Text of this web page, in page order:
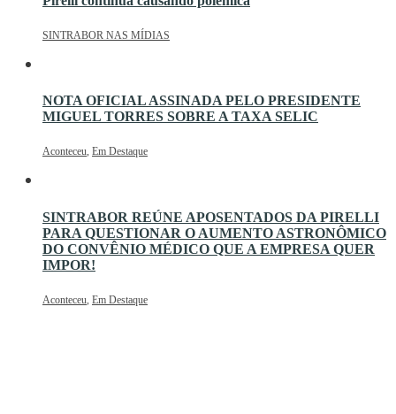
SINTRABOR NAS MÍDIAS
NOTA OFICIAL ASSINADA PELO PRESIDENTE
MIGUEL TORRES SOBRE A TAXA SELIC
Aconteceu, Em Destaque
SINTRABOR REÚNE APOSENTADOS DA PIRELLI
PARA QUESTIONAR O AUMENTO ASTRONÔMICO
DO CONVÊNIO MÉDICO QUE A EMPRESA QUER
IMPOR!
Aconteceu, Em Destaque